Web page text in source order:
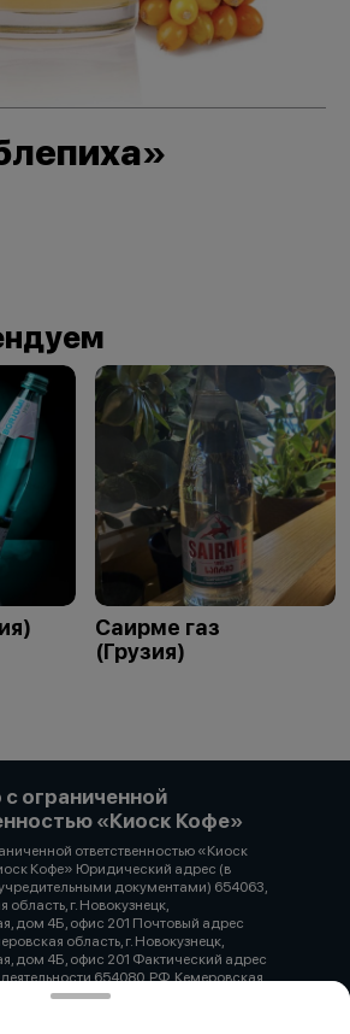
Саирме газ
(Грузия)
ограниченной
«Киоск Кофе»
ответственностью «Киоск
Кофе» Юридический адрес (в
документами) 654063,
г. Новокузнецк,
дом 4Б, офис 201 Почтовый адрес
область, г. Новокузнецк,
дом 4Б, офис 201 Фактический адрес
654080, РФ, Кемеровская
проспект Н.С. Ермакова, дом